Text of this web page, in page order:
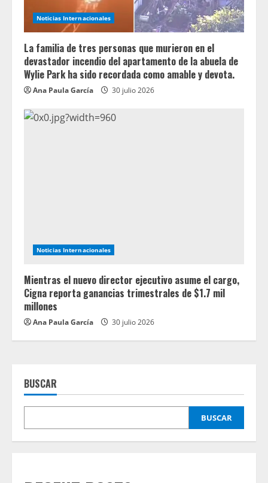
Noticias Internacionales
La familia de tres personas que murieron en el
devastador incendio del apartamento de la abuela de
Wylie Park ha sido recordada como amable y devota.
Ana Paula García 30 julio 2026
Noticias Internacionales
Mientras el nuevo director ejecutivo asume el cargo,
Cigna reporta ganancias trimestrales de $1.7 mil
millones
Ana Paula García 30 julio 2026
BUSCAR
BUSCAR